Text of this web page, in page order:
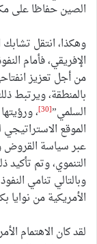
الصين حفاظا على
وهكذا، انتقل تشابك
الإفريقي، فأمام
من أجل تعزيز
بالمنطقة، ويرتبط
السلمي”[30]
،
الموقع
عبر سياسة القروض
التنموي، وتم تأكيد
وبالتالي تنامي
الأمريكية من نوايا
لقد كان الاهتمام